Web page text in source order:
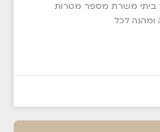
ביתי משרת מספר מטרות
ומהנה לכל